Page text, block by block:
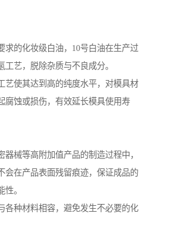
求的化妆级白油，10号白油在生产过
工艺，脱除杂质与不良成分。
艺使其达到高的纯度水平，对模具材
腐蚀或损伤，有效延长模具使用寿
器械等高附加值产品的制造过程中，
会在产品表面残留痕迹，保证成品的
。
各种材料相容，避免发生不必要的化